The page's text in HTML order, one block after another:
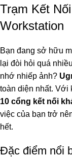
Trạm Kết
Workstation
Bạn đang sở hữu
lại đòi hỏi quá
nhớ nhiếp ảnh?
toàn diện nhất. Với
10 cổng kết nối
việc của bạn trở
hết.
Đặc điểm nổi